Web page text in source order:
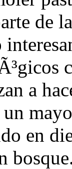
de
a
en